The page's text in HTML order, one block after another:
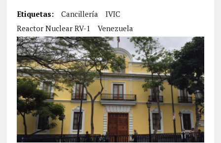
Etiquetas: Cancillería
IVIC
Reactor Nuclear RV-1
Venezuela